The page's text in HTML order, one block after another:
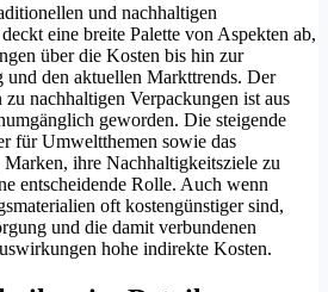
und nachhaltigen
eine breite Palette von Aspekten ab,
über die Kosten bis hin zur
und den aktuellen Markttrends. Der
nachhaltigen Verpackungen ist aus
geworden. Die steigende
für Umweltthemen sowie das
ihre Nachhaltigkeitsziele zu
entscheidende Rolle. Auch wenn
oft kostengünstiger sind,
und die damit verbundenen
hohe indirekte Kosten.